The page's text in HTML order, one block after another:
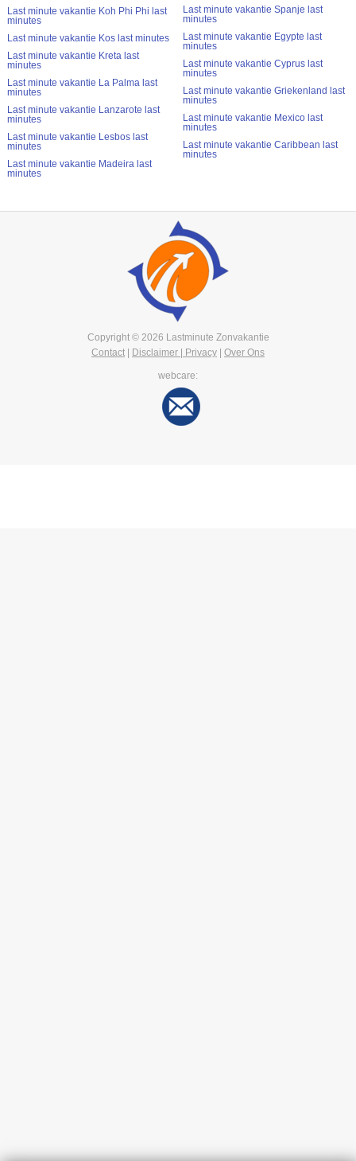
Last minute vakantie Koh Phi Phi last
minutes
Last minute vakantie Kos last minutes
Last minute vakantie Kreta last
minutes
Last minute vakantie La Palma last
minutes
Last minute vakantie Lanzarote last
minutes
Last minute vakantie Lesbos last
minutes
Last minute vakantie Madeira last
minutes
Last minute vakantie Spanje last
minutes
Last minute vakantie Egypte last
minutes
Last minute vakantie Cyprus last
minutes
Last minute vakantie Griekenland last
minutes
Last minute vakantie Mexico last
minutes
Last minute vakantie Caribbean last
minutes
Copyright © 2026 Lastminute Zonvakantie
Contact
Disclaimer | Privacy Over Ons
webcare: